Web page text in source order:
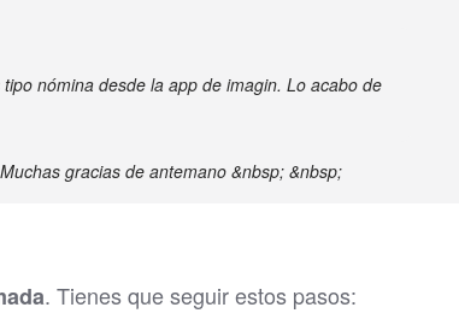
nómina desde la app de imagin. Lo acabo de
gracias de antemano &nbsp; &nbsp;
. Tienes que seguir estos pasos: